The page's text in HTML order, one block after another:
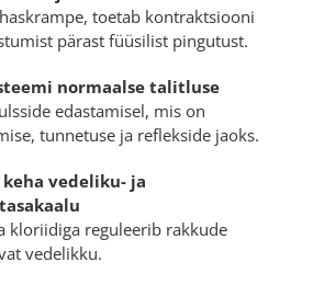
toetab kontraktsiooni
pärast füüsilist pingutust.
normaalse talitluse
edastamisel, mis on
tunnetuse ja reflekside jaoks.
keha vedeliku- ja
kloriidiga reguleerib rakkude
vedelikku.